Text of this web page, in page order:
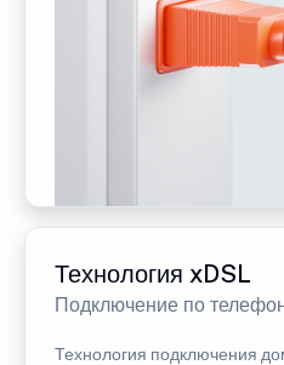
Технология xDSL
Подключение по
Технология подключения